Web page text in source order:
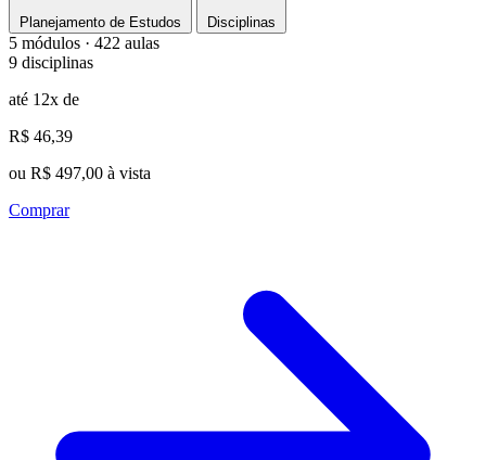
Planejamento de Estudos Disciplinas
5 módulos · 422 aulas
9 disciplinas
até 12x de
R$ 46,39
ou R$ 497,00 à vista
Comprar